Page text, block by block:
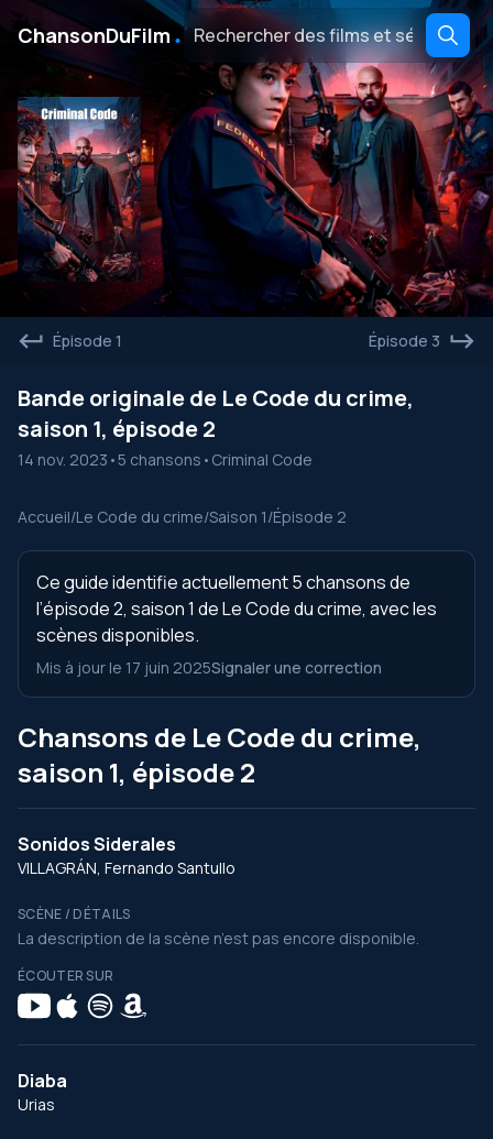
ChansonDuFilm․
Épisode 1 Épisode 3
Bande originale de Le Code du crime,
saison 1, épisode 2
14 nov. 2023 •5 chansons • Criminal Code
Accueil/Le Code du crime/Saison 1/Épisode 2
Ce guide identifie actuellement 5 chansons de
l’épisode 2, saison 1 de Le Code du crime, avec les
scènes disponibles.
Mis à jour le 17 juin 2025Signaler une correction
Chansons de Le Code du crime,
saison 1, épisode 2
Sonidos Siderales
VILLAGRÁN, Fernando Santullo
SCÈNE / DÉTAILS
La description de la scène n’est pas encore disponible.
ÉCOUTER SUR
Diaba
Urias